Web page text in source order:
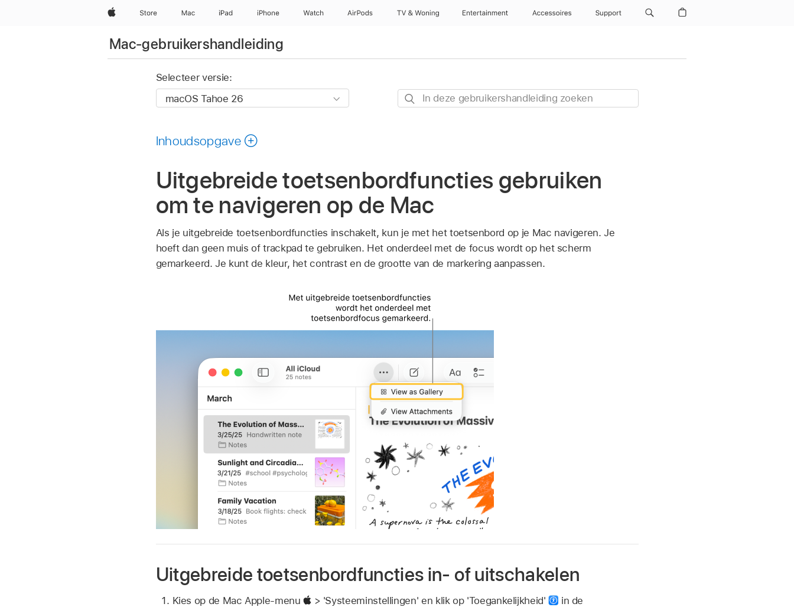
AppleStore Mac iPad iPhone Watch AirPods TV & Woning Entertainment Accessoires Support
Mac-gebruikershandleiding
Selecteer versie:
In
Inhoudsopgave
Uitgebreide toetsenbordfuncties gebruiken
om te navigeren op de Mac
Als je uitgebreide toetsenbordfuncties inschakelt, kun je met het toetsenbord op je Mac navigeren. Je
hoeft dan geen muis of trackpad te gebruiken. Het onderdeel met de focus wordt op het scherm
gemarkeerd. Je kunt de kleur, het contrast en de grootte van de markering aanpassen.
Uitgebreide toetsenbordfuncties in- of uitschakelen
Kies op de Mac Apple-menu > 'Systeeminstellingen' en klik op 'Toegankelijkheid'
in de